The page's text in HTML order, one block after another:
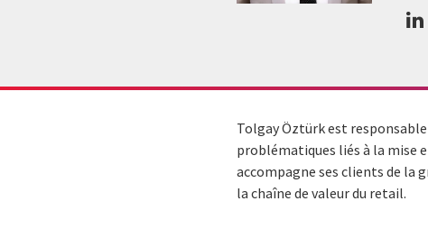
Tolgay Öztürk est
problématiques liés à la mise
accompagne ses clients de la
la chaîne de valeur du retail.